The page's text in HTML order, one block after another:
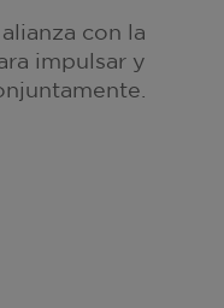
con la
impulsar y